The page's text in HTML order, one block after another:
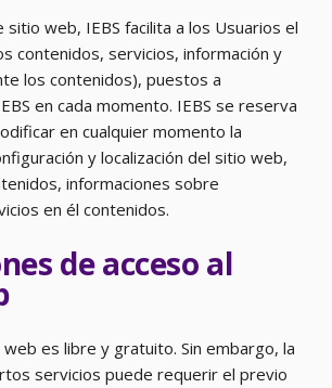
web, IEBS facilita a los Usuarios el
contenidos, servicios, información y
los contenidos), puestos a
en cada momento. IEBS se reserva
en cualquier momento la
y localización del sitio web,
informaciones sobre
en él contenidos.
de acceso al
web es libre y gratuito. Sin embargo, la
servicios puede requerir el previo